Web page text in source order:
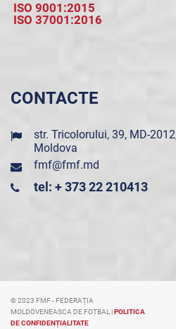
ISO 9001:2015
ISO 37001:2016
CONTACTE
str. Tricolorului, 39, MD-
Moldova
fmf@fmf.md
tel: + 373 22 210413
© 2023 FMF - FEDERAȚIA
MOLDOVENEASCA DE FOTBAL |POLITICA
DE CONFIDENȚIALITATE